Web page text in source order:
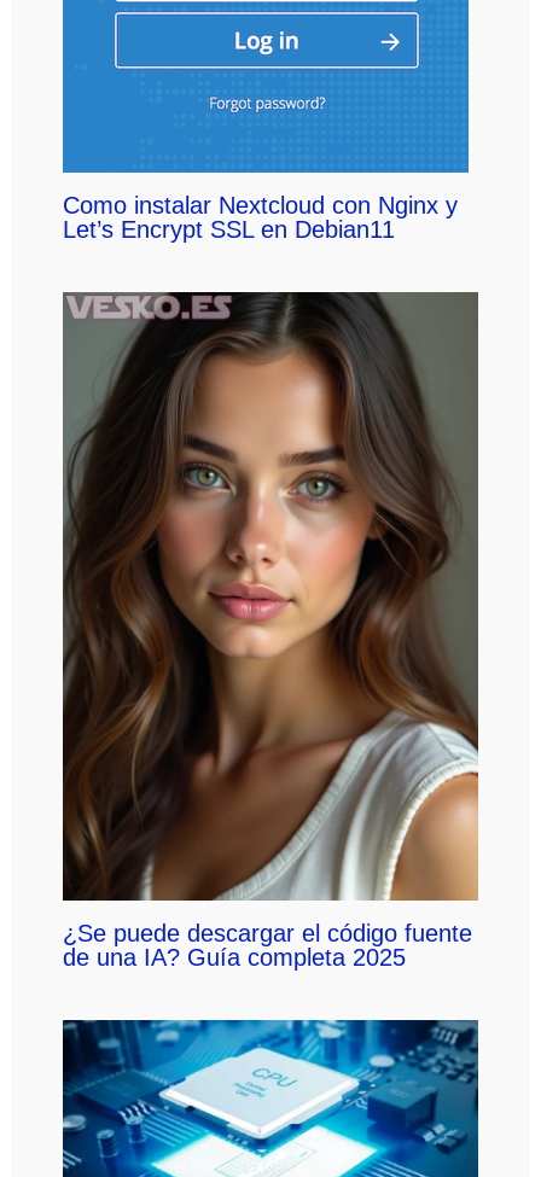
Como instalar Nextcloud con Nginx y
Let’s Encrypt SSL en Debian11
¿Se puede descargar el código fuente
de una IA? Guía completa 2025